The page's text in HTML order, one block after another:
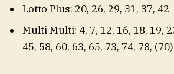
Lotto Plus: 20, 26, 29, 31, 37, 42
Multi Multi: 4, 7, 12, 16, 18, 19,
45, 58, 60, 63, 65, 73, 74, 78, (70)